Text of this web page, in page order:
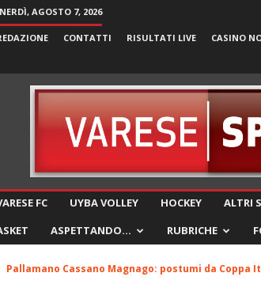
AGOSTO 7, 2026
CONTATTI RISULTATI LIVE CASINO
FC UYBA VOLLEY HOCKEY ALTRI
ASPETTANDO… RUBRICHE
Pallamano Cassano Magnago: postumi da Coppa